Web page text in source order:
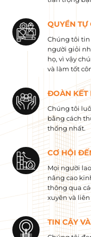
QUYỀN TỰ
Chúng tôi tin
người giỏi
họ, vì vậy
và làm tốt
ĐOÀN KẾT
Chúng tôi
bằng cách
thống nhất.
CƠ HỘI
Mọi người
nâng cao
thông qua
xuyên và liên
TIN CẬY